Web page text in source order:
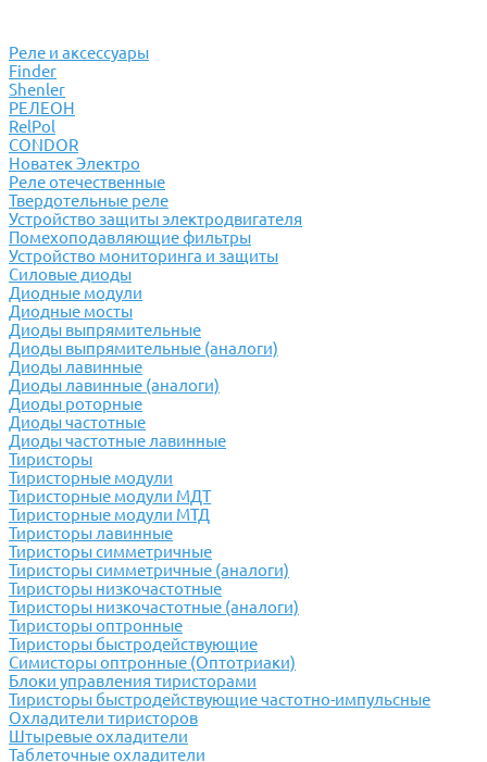
Реле и аксессуары
Finder
Shenler
РЕЛЕОН
RelPol
CONDOR
Новатек Электро
Реле отечественные
Твердотельные реле
Устройство защиты электродвигателя
Помехоподавляющие фильтры
Устройство мониторинга и защиты
Силовые диоды
Диодные модули
Диодные мосты
Диоды выпрямительные
Диоды выпрямительные (аналоги)
Диоды лавинные
Диоды лавинные (аналоги)
Диоды роторные
Диоды частотные
Диоды частотные лавинные
Тиристоры
Тиристорные модули
Тиристорные модули МДТ
Тиристорные модули МТД
Тиристоры лавинные
Тиристоры симметричные
Тиристоры симметричные (аналоги)
Тиристоры низкочастотные
Тиристоры низкочастотные (аналоги)
Тиристоры оптронные
Тиристоры быстродействующие
Симисторы оптронные (Оптотриаки)
Блоки управления тиристорами
Тиристоры быстродействующие частотно-импульсные
Охладители тиристоров
Штыревые охладители
Таблеточные охладители